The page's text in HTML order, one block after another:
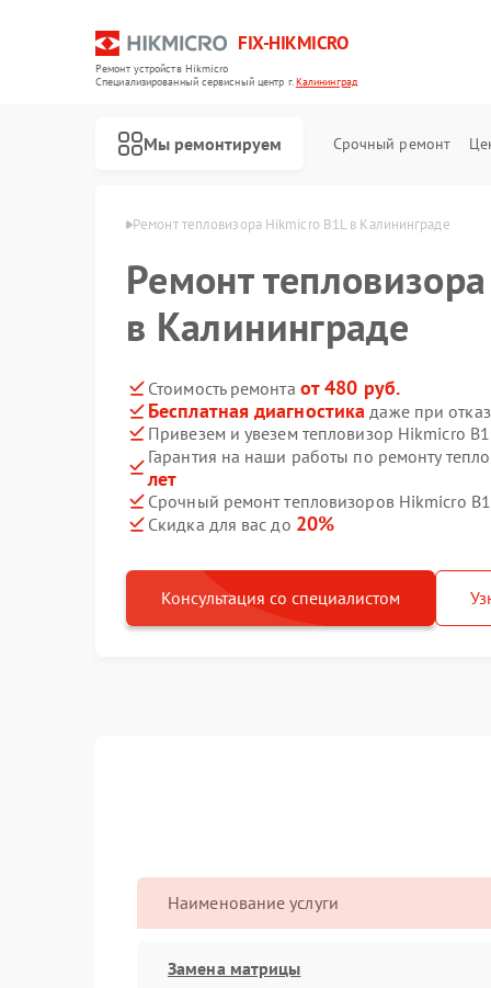
FIX-HIKMICRO
Ремонт устройств Hikmicro
Специализированный cервисный центр г.Калининград
Мы ремонтируем Срочный ремонт
в Калининграде Ремонт тепловизора Hikmicro B1L в Калининграде
Ремонт
в Калининграде
Стоимость ремонта от 480 руб.
Бесплатная диагностика даже при
Привезем и увезем тепловизор Hikmicro
Гарантия на наши работы по ремонту
лет
Срочный ремонт тепловизоров Hikmicro
Скидка для вас до 20%
Консультация со специалистом
Наименование услуги
Замена матрицы